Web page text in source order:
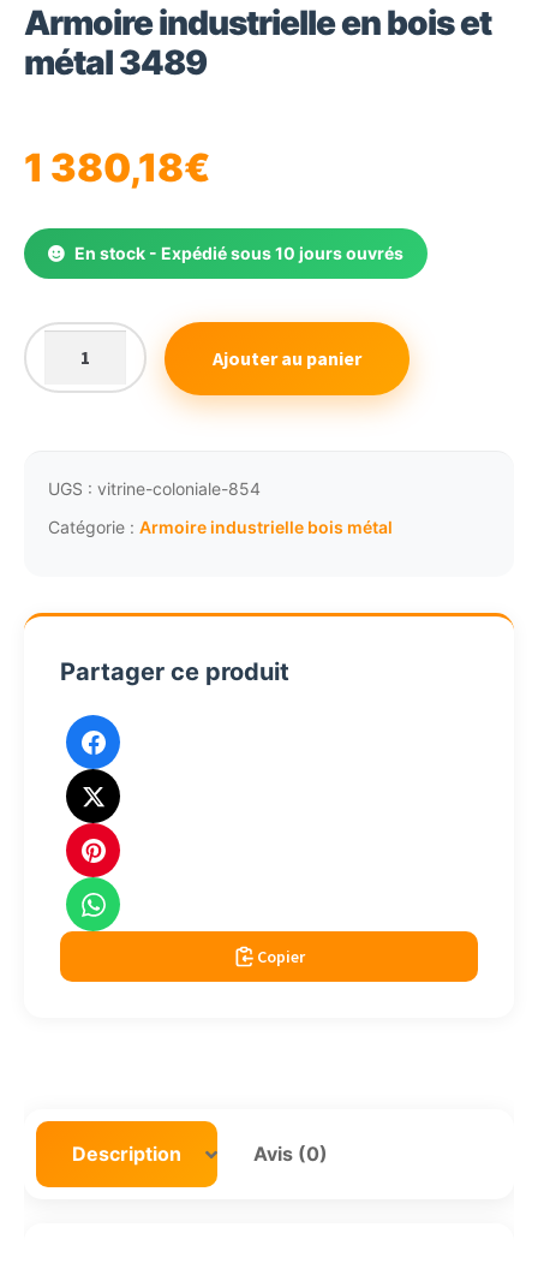
Armoire industrielle en bois et
métal 3489
1 380,18€
En stock - Expédié sous 10 jours ouvrés
quantité
de
en
bois
3489
Ajouter au panier
UGS : vitrine-coloniale-854
Catégorie : Armoire industrielle bois métal
Partager ce produit
Copier
Description Avis (0)